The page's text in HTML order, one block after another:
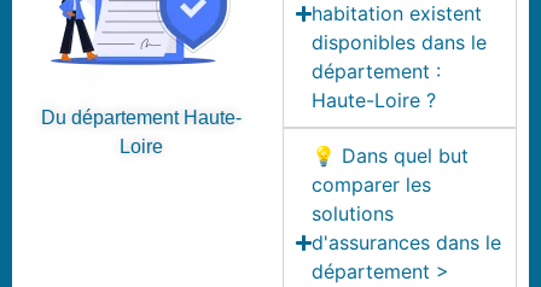
Du département Haute-
Loire
habitation existent
disponibles dans le
département :
Haute-Loire ?
💡 Dans quel but
comparer les
solutions
d'assurances dans le
département >